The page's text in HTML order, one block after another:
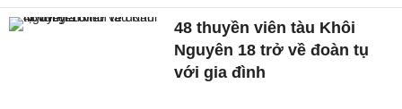
48 thuyền viên tàu Khôi
Nguyên 18 trở về đoàn tụ
với gia đình